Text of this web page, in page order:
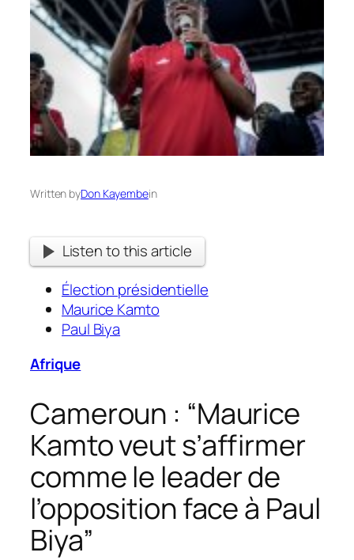
Written byDon Kayembein
Listen to this article
Élection présidentielle
Maurice Kamto
Paul Biya
Afrique
Cameroun : “Maurice
Kamto veut s’affirmer
comme le leader de
l’opposition face à Paul
Biya”